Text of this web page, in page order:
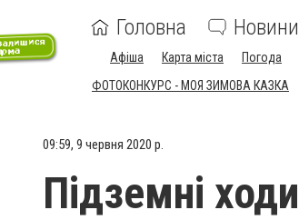
Головна Новини
Афіша Карта міста Погода
ФОТОКОНКУРС - МОЯ ЗИМОВА КАЗКА
09:59, 9 червня 2020 р.
Підземні